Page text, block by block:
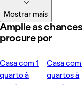
Mostrar mais
Amplie as
procure por
Casa com 1
quarto à
Casa com
quartos à